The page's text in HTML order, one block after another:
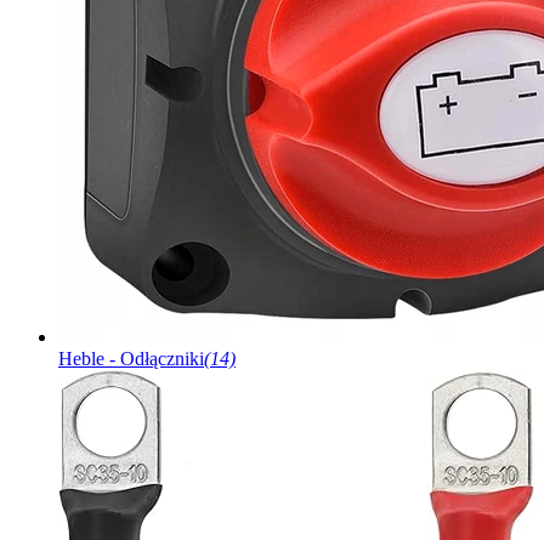
Heble - Odłączniki(14)